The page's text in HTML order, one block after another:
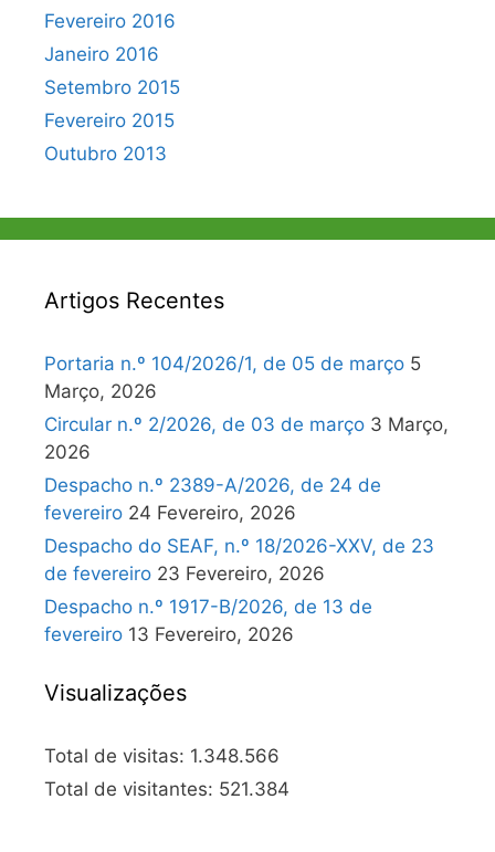
Fevereiro 2016
Janeiro 2016
Setembro 2015
Fevereiro 2015
Outubro 2013
Artigos Recentes
Portaria n.º 104/2026/1, de 05 de março 5
Março, 2026
Circular n.º 2/2026, de 03 de março 3 Março,
2026
Despacho n.º 2389-A/2026, de 24 de
fevereiro 24 Fevereiro, 2026
Despacho do SEAF, n.º 18/2026-XXV, de 23
de fevereiro 23 Fevereiro, 2026
Despacho n.º 1917-B/2026, de 13 de
fevereiro 13 Fevereiro, 2026
Visualizações
Total de visitas: 1.348.566
Total de visitantes: 521.384